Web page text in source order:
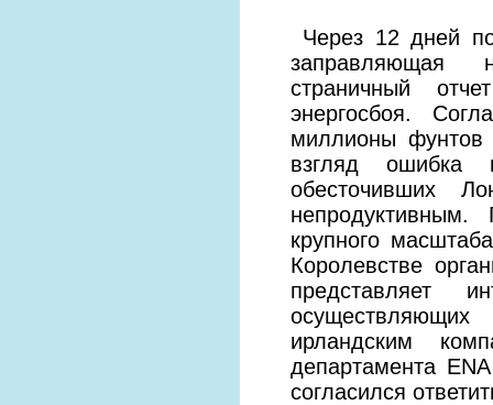
Через 12 дней
заправляющая
страничный
энергосбоя.
миллионы фунтов
взгляд ошибка
обесточивших
крупного
Королевстве
представляет
ирландским
департамента
согласился